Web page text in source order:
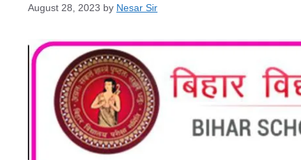
August 28, 2023 by Nesar Sir